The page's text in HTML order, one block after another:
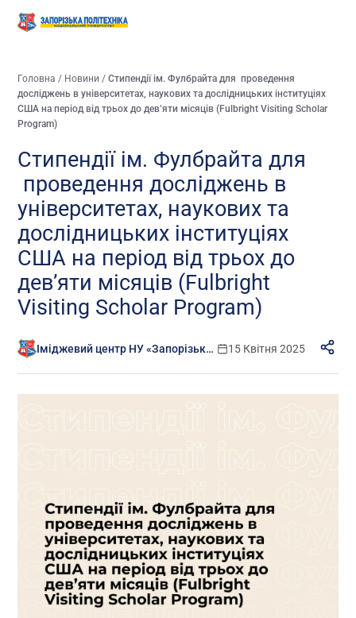
Головна / Новини /Стипендії ім. Фулбрайта для проведення
досліджень в університетах, наукових та дослідницьких інституціях
США на період від трьох до дев’яти місяців (Fulbright Visiting Scholar
Program)
Стипендії ім. Фулбрайта для
проведення досліджень в
університетах, наукових та
дослідницьких інституціях
США на період від трьох до
дев’яти місяців (Fulbright
Visiting Scholar Program)
Іміджевий центр НУ «Запорізька політехніка» 15 Квітня 2025